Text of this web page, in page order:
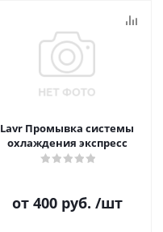
Lavr Промывка системы
охлаждения экспресс
от 400 руб. /шт